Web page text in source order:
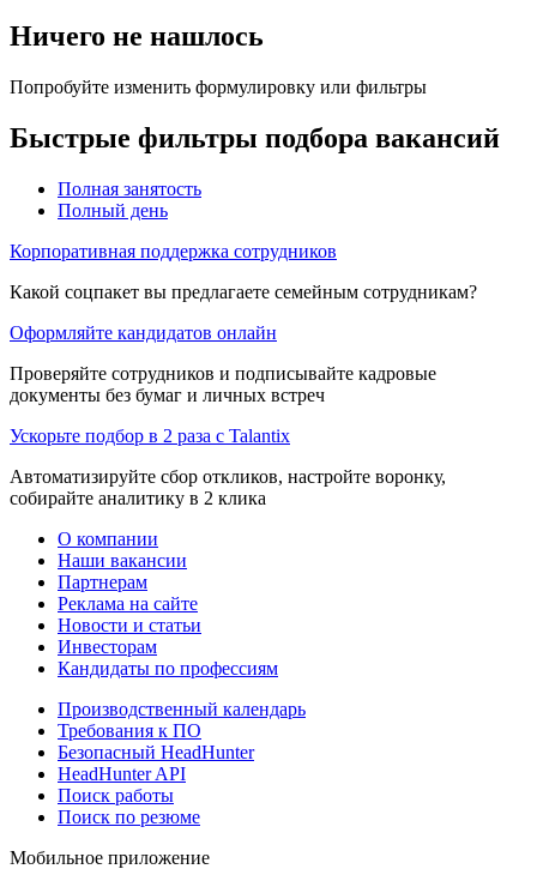
Ничего не нашлось
Попробуйте изменить формулировку или фильтры
Быстрые фильтры подбора вакансий
Полная занятость
Полный день
Корпоративная поддержка сотрудников
Какой соцпакет вы предлагаете семейным сотрудникам?
Оформляйте кандидатов онлайн
Проверяйте сотрудников и подписывайте кадровые
документы без бумаг и личных встреч
Ускорьте подбор в 2 раза с Talantix
Автоматизируйте сбор откликов, настройте воронку,
собирайте аналитику в 2 клика
О компании
Наши вакансии
Партнерам
Реклама на сайте
Новости и статьи
Инвесторам
Кандидаты по профессиям
Производственный календарь
Требования к ПО
Безопасный HeadHunter
HeadHunter API
Поиск работы
Поиск по резюме
Мобильное приложение